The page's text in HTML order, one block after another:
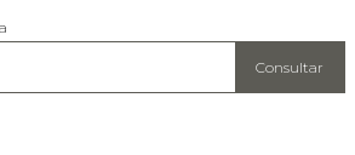
Consultar